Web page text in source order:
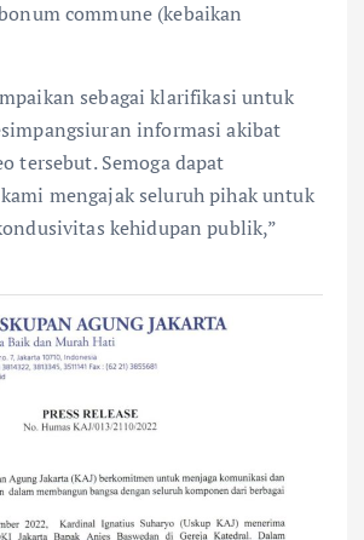
commune (kebaikan
sebagai klarifikasi untuk
informasi akibat
tersebut. Semoga dapat
mengajak seluruh pihak untuk
kehidupan publik,”